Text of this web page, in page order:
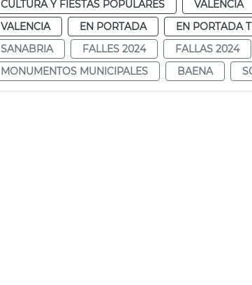
CULTURA Y FIESTAS POPULARES VALENCIA
VALENCIA
EN PORTADA EN PORTADA
SANABRIA
FALLES 2024 FALLAS 2024
MONUMENTOS MUNICIPALES
BAENA